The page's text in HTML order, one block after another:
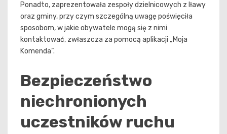
Ponadto, zaprezentowała zespoły dzielnicowych z Iławy
oraz gminy, przy czym szczególną uwagę poświęciła
sposobom, w jakie obywatele mogą się z nimi
kontaktować, zwłaszcza za pomocą aplikacji „Moja
Komenda”.
Bezpieczeństwo
niechronionych
uczestników ruchu